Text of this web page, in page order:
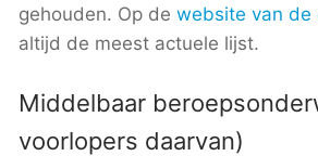
gehouden. Op de website van de
altijd de meest actuele lijst.
Middelbaar
voorlopers daarvan)